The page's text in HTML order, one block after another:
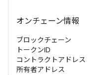
オンチェーン情報
ブロックチェーン
トークンID
コントラクトアドレス
所有者アドレス